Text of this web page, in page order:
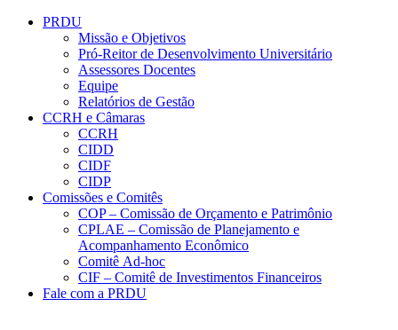
Conteúdo principal
PRDU
Missão e Objetivos
Pró-Reitor de Desenvolvimento Universitário
Assessores Docentes
Equipe
Relatórios de Gestão
CCRH e Câmaras
CCRH
CIDD
CIDF
CIDP
Comissões e Comitês
COP – Comissão de Orçamento e Patrimônio
CPLAE – Comissão de Planejamento e
Acompanhamento Econômico
Comitê Ad-hoc
CIF – Comitê de Investimentos Financeiros
Fale com a PRDU